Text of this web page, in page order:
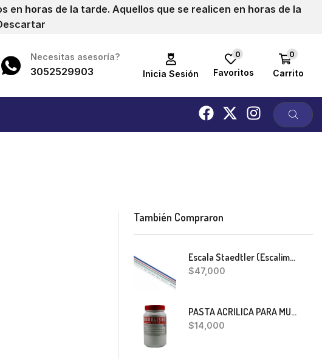
en horas de la tarde. Aquellos que se realicen en horas de la
Necesitas asesoría?
3052529903 Inicia Sesión
0
Favoritos
0
Carrito
También Compraron
Escala Staedtler (Escalimetro)
$47,000
PASTA ACRILICA PARA MURALISMO 400 GRS
$14,000